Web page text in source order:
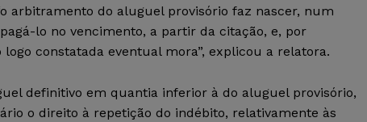
arbitramento do aluguel provisório faz nascer, num
lo no vencimento, a partir da citação, e, por
constatada eventual mora”, explicou a relatora.
definitivo em quantia inferior à do aluguel provisório,
o direito à repetição do indébito, relativamente às